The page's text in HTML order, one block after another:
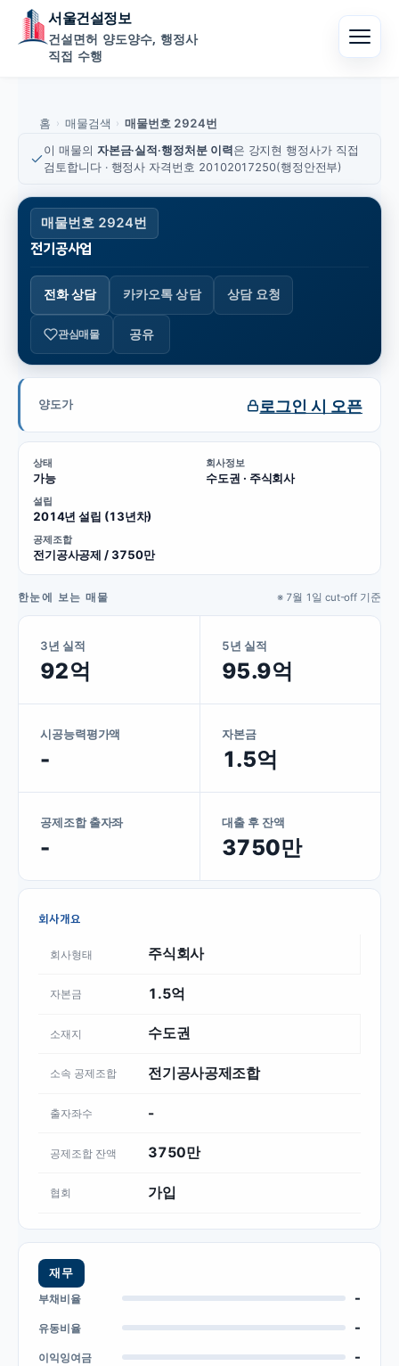
서울건설정보
건설면허 양도양수, 행정사
직접 수행
홈 › 매물검색 › 매물번호 2924번
이 매물의 자본금·실적·행정처분 이력 은 강지현 행정사가 직접
검토합니다 · 행정사 자격번호 20102017250(행정안전부)
매물번호 2924번
전기공사업
전화 상담 카카오톡 상담 상담 요청
관심매물 공유
양도가 로그인 시 오픈
상태
가능
회사정보
수도권 · 주식회사
설립
2014년 설립 (13년차)
공제조합
전기공사공제 / 3750만
한눈에 보는 매물 ※ 7월 1일 cut-off 기준
3년 실적
92억
5년 실적
95.9억
시공능력평가액
-
자본금
1.5억
공제조합 출자좌
-
대출 후 잔액
3750만
회사개요
회사형태 주식회사
자본금 1.5억
소재지 수도권
소속 공제조합 전기공사공제조합
출자좌수 -
공제조합 잔액 3750만
협회 가입
재무
부채비율
-
유동비율 -
이익잉여금 -